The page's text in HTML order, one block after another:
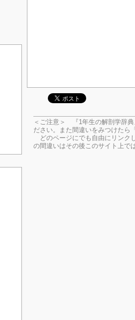
＜ご注意＞ 『1年生の解剖学辞典
ださい。
また間違いをみつけたら
どのページにでも自由にリンク
の間違いはその後このサイト上で